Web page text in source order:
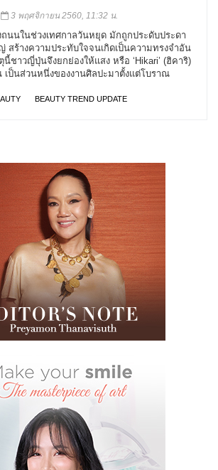
3 พฤศจิกายน 2560, 11:32 น.
นนในช่วงเทศกาลวันหยุด มักถูกประดับประดา
สร้างความประทับใจจนเกิดเป็นความทรงจำอัน
นี้ชาวญี่ปุ่นจึงยกย่องให้แสง หรือ ‘Hikari’ (ฮิคาริ)
ป็นส่วนหนึ่งของงานศิลปะมาตั้งแต่โบราณ
BEAUTY TREND UPDATE